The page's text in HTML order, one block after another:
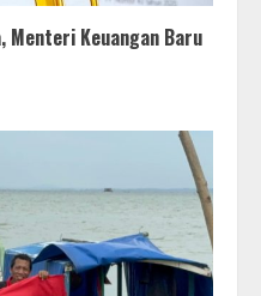
Menteri Keuangan Baru